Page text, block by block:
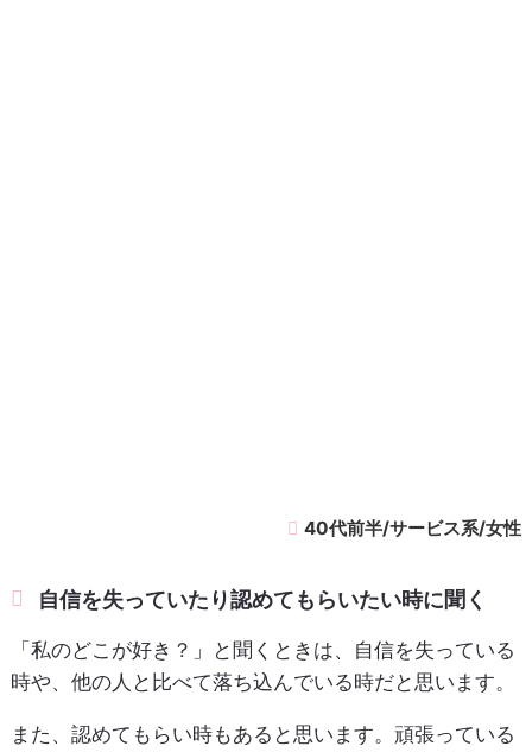
40代前半/サービス系/女性
自信を失っていたり認めてもらいたい時に聞く
「私のどこが好き？」と聞くときは、自信を失っている
時や、他の人と比べて落ち込んでいる時だと思います。
また、認めてもらい時もあると思います。頑張っている